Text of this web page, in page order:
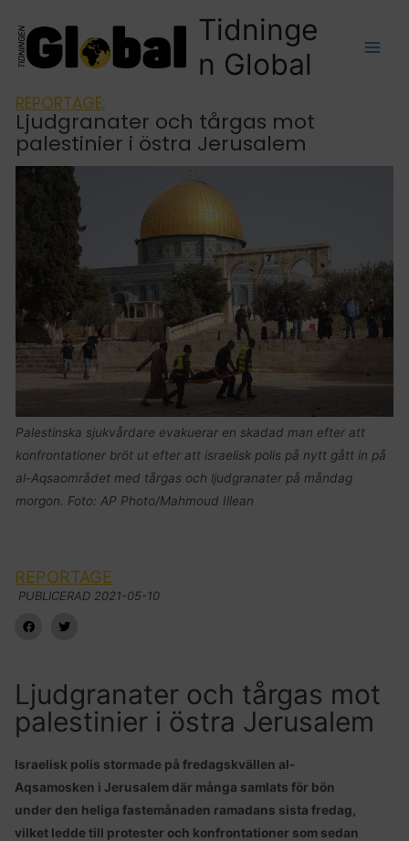
Tidninge
n Global
REPORTAGE:
Ljudgranater och tårgas mot
palestinier i östra Jerusalem
Palestinska sjukvårdare evakuerar en skadad man efter att
konfrontationer bröt ut efter att israelisk polis på nytt gått in på
al-Aqsaområdet med tårgas och ljudgranater på måndag
morgon. Foto: AP Photo/Mahmoud Illean
REPORTAGE
PUBLICERAD 2021-05-10
Ljudgranater och tårgas mot
palestinier i östra Jerusalem
Israelisk polis stormade på fredagskvällen al-
Aqsamosken i Jerusalem där många samlats för bön
under den heliga fastemånaden ramadans sista fredag,
vilket ledde till protester och konfrontationer som sedan